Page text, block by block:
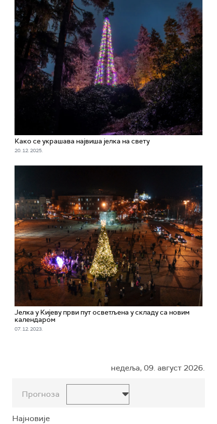
Како се украшава највиша јелка на свету
20. 12. 2025.
Јелка у Кијеву први пут осветљена у склaду са новим
календаром
07. 12. 2023.
недеља, 09. август 2026.
Прогноза
Најновије